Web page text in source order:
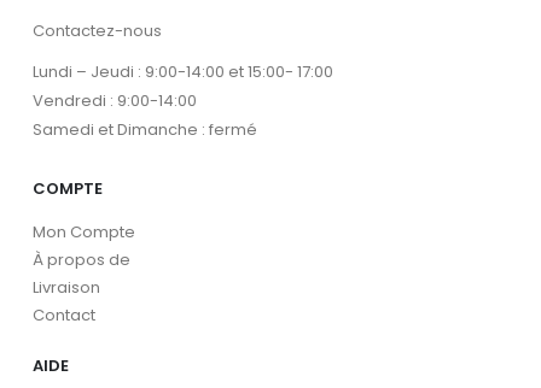
Contactez-nous
Lundi – Jeudi : 9:00-14:00 et 15:00- 17:00
Vendredi : 9:00-14:00
Samedi et Dimanche : fermé
COMPTE
Mon Compte
À propos de
Livraison
Contact
AIDE